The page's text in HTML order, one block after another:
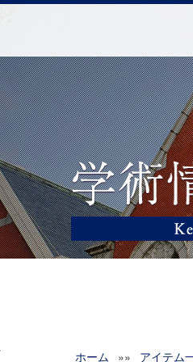
ホーム »» アイテム